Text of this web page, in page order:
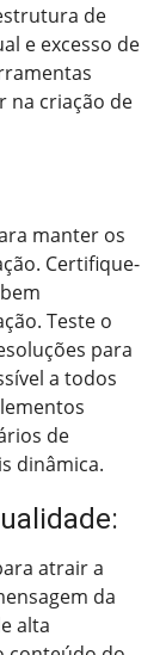
de
e excesso de
na criação de
manter os
Certifique-
Teste o
para
a todos
de
dinâmica.
atrair a
da
alta